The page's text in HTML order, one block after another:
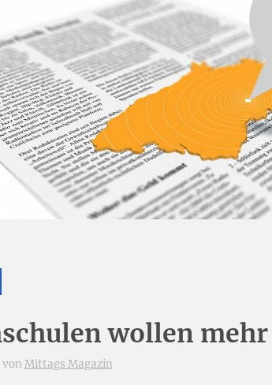
wollen mehr
von Mittags Magazin